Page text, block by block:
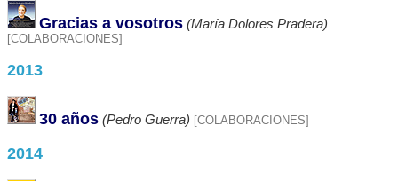
Gracias a vosotros (María Dolores Pradera)
[COLABORACIONES]
2013
30 años (Pedro Guerra) [COLABORACIONES]
2014